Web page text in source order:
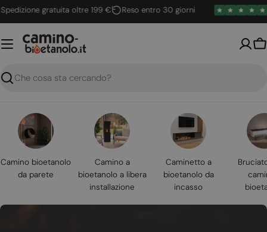
Vai
al
contenuto
gratuita oltre 199 € Reso entro 30 giorni
Ricerca
Camino bioetanolo
da parete
Camino a
bioetanolo a libera
installazione
Caminetto a
bioetanolo da
incasso